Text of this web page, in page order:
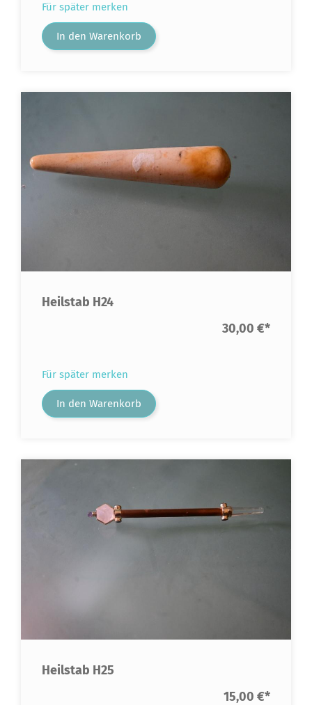
Für später merken
In den Warenkorb
Heilstab H24
30,00 €*
Für später merken
In den Warenkorb
Heilstab H25
15,00 €*